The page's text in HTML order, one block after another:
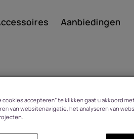
Aanbiedingen
cookies accepteren” te klikken gaat u akkoord
van websitenavigatie, het analyseren van